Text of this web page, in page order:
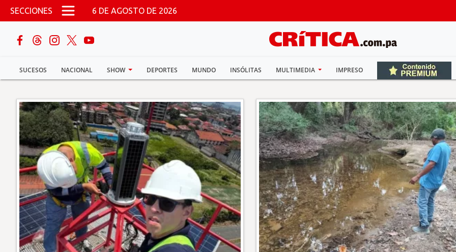
Pasar al contenido principal
SECCIONES 6 DE AGOSTO DE 2026
SUCESOS NACIONAL SHOW DEPORTES MUNDO INSÓLITAS MULTIMEDIA IMPRESO
buscar
Sucesos
Nacional
Política
Show
Deportes
Mundo
Insólitas